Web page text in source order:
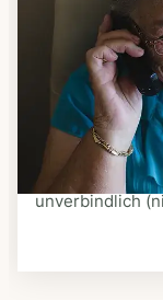
Bestellen &
Suchen Sie
aus, was Ihnen
schriftlich oder
Ein Kurier
vereinbarten
Anbietern
unverbindlich